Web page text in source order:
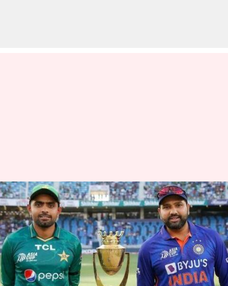
ఆసియా కప్ నిర్వహణపై
క్లారిటీ..ఇండియా, పాకిస్తాన్ మ్యాచ్
ఆ రోజునే!
వ్రాసిన వారు Jayachandra Akuri Jul 04, 2023 04:36 pm
ఈ వార్తాకథనం ఏంటి